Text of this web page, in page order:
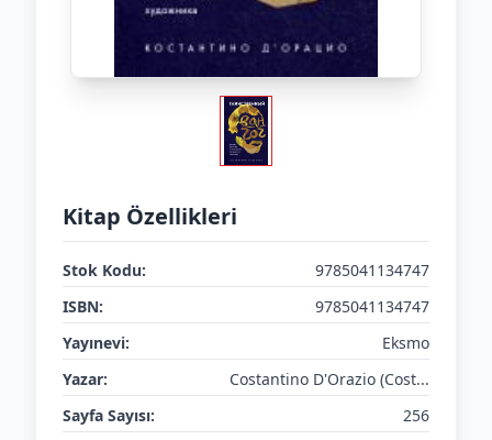
Kitap Özellikleri
Stok Kodu:
9785041134747
ISBN:
9785041134747
Yayınevi:
Eksmo
Yazar:
Costantino D'Orazio (Cost...
Sayfa Sayısı:
256